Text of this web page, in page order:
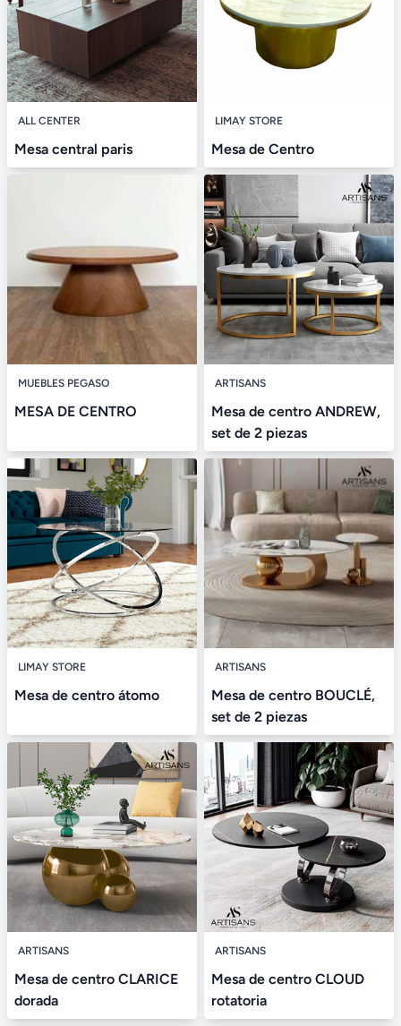
ALL CENTER
Mesa central paris
LIMAY STORE
Mesa de Centro
MUEBLES PEGASO
MESA DE CENTRO
ARTISANS
Mesa de centro ANDREW,
set de 2 piezas
LIMAY STORE
Mesa de centro átomo
ARTISANS
Mesa de centro BOUCLÉ,
set de 2 piezas
ARTISANS
Mesa de centro CLARICE
dorada
ARTISANS
Mesa de centro CLOUD
rotatoria